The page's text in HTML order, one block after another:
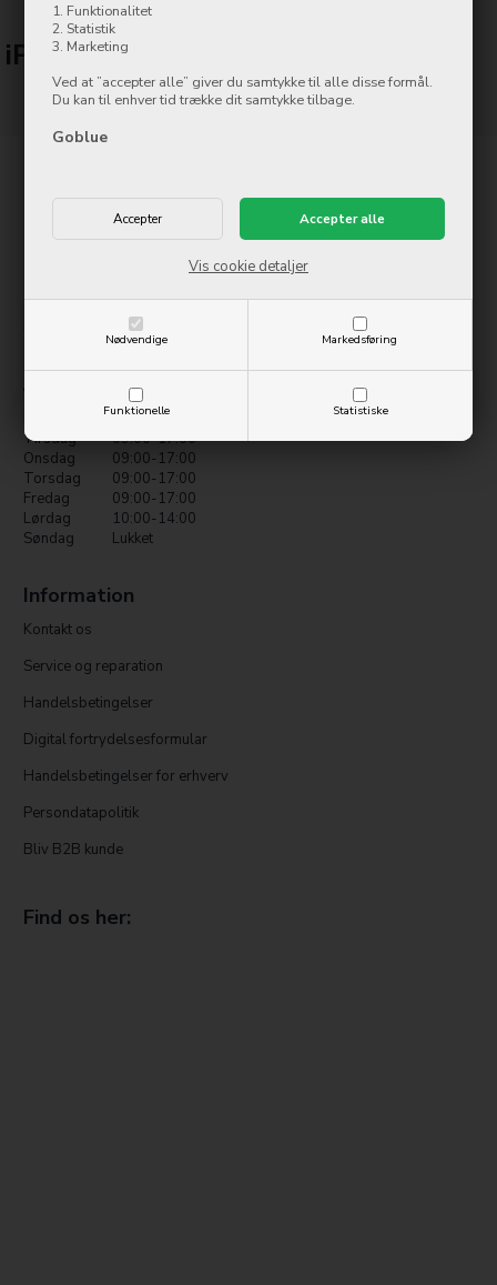
1. Funktionalitet
2. Statistik
3. Marketing
Ved at ”accepter alle” giver du samtykke til alle disse formål.
Du kan til enhver tid trække dit samtykke tilbage.
Goblue
Nødvendige Markedsføring
Funktionelle Statistiske
Vis cookie detaljer
iPhone 13 Pro Max tilbehør
Kontakt
info@ollycom.dk
Åbningstider
09:00-17:00
Tirsdag
09:00-17:00
Onsdag
09:00-17:00
Torsdag
09:00-17:00
Fredag
09:00-17:00
Lørdag
10:00-14:00
Søndag
Lukket
Information
Kontakt os
Service og reparation
Handelsbetingelser
Digital fortrydelsesformular
Handelsbetingelser for erhverv
Persondatapolitik
Bliv B2B kunde
Find os her: